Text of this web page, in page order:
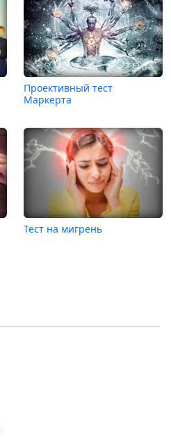
Проективный тест
Маркерта
Тест на мигрень